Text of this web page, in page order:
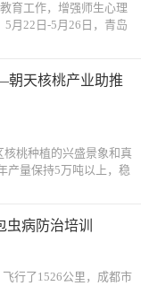
育工作，增强师生心理
月22日-5月26日，青岛
朝天核桃产业助推
桃种植的兴盛景象和真
产量保持5万吨以上，稳
病防治培训
行了1526公里，成都市